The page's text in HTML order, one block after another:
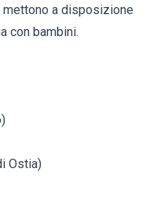
a disposizione
con bambini.
Ostia)